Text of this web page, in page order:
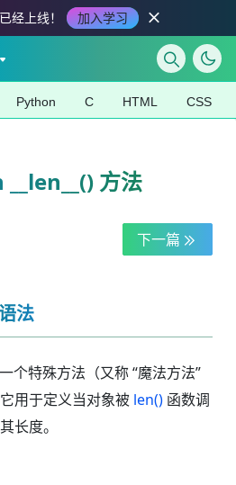
已经上线！ 加入学习
Python C HTML CSS
方法
下一篇
法
个特殊方法（又称 “魔法方法”
用于定义当对象被 len() 函数调
长度。